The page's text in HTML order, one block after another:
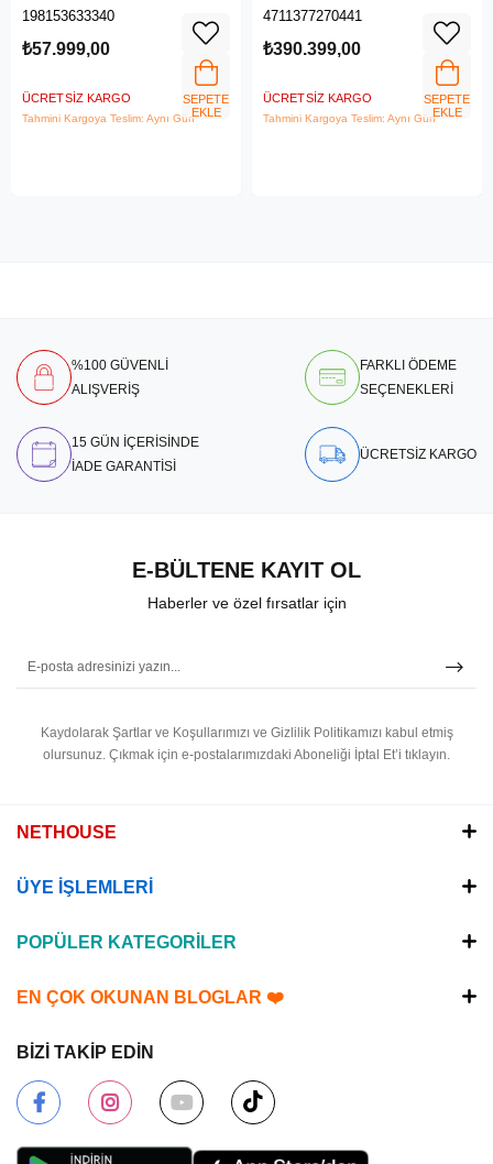
512GB SSD 14" WUXGA IPS
Panel Freedos Dokunmatik Ekran
Laptop 21MX002VTR
198153633340
₺57.999,00
ÜCRETSIZ KARGO
Tahmini Kargoya Teslim: Aynı Gün
SEPETE
EKLE
128GB DDR5 RTX5000 ADA
GDDR6 16GB 4TB SSD 18.0
UHD+
4711377270441
₺390.399,00
ÜCRETSIZ KARGO
Tahmini Kargoya Teslim: Aynı Gün
SEPETE
EKLE
%100 GÜVENLİ
ALIŞVERİŞ
FARKLI ÖDEME
SEÇENEKLERİ
15 GÜN İÇERİSİNDE
İADE GARANTİSİ
ÜCRETSİZ KARGO
E-BÜLTENE KAYIT OL
Haberler ve özel fırsatlar için
Kaydolarak Şartlar ve Koşullarımızı ve Gizlilik Politikamızı kabul etmiş
olursunuz. Çıkmak için e-postalarımızdaki Aboneliği İptal Et’i tıklayın.
NETHOUSE
ÜYE İŞLEMLERİ
POPÜLER KATEGORİLER
EN ÇOK OKUNAN BLOGLAR ❤️
BİZİ TAKİP EDİN